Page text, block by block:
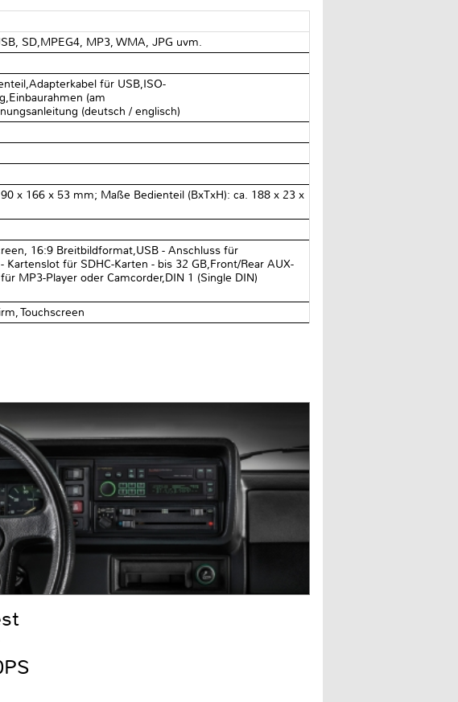
SD,MPEG4, MP3, WMA, JPG uvm.
für USB,ISO-
(am
(deutsch / englisch)
x 166 x 53 mm; Maße Bedienteil (BxTxH): ca. 188 x 23 x
16:9 Breitbildformat,USB - Anschluss für
Kartenslot für SDHC-Karten - bis 32 GB,Front/Rear AUX-
MP3-Player oder Camcorder,DIN 1 (Single DIN)
Touchscreen